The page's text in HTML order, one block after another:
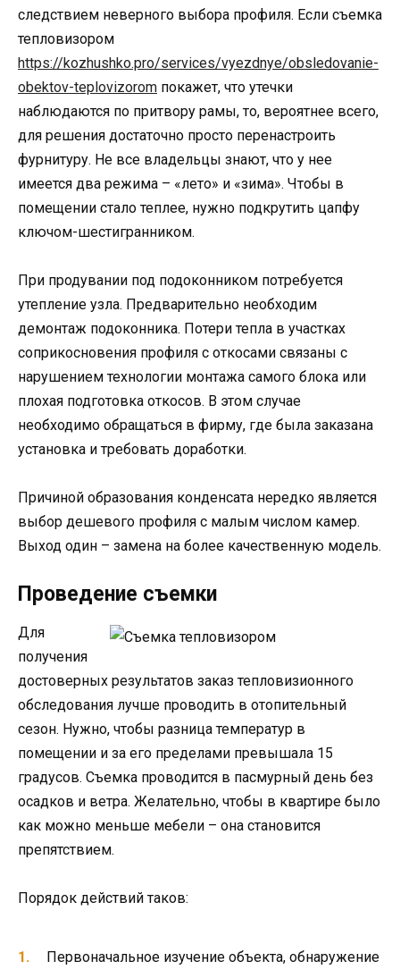
следствием неверного выбора профиля. Если съемка
тепловизором
https://kozhushko.pro/services/vyezdnye/obsledovanie-
obektov-teplovizorom покажет, что утечки
наблюдаются по притвору рамы, то, вероятнее всего,
для решения достаточно просто перенастроить
фурнитуру. Не все владельцы знают, что у нее
имеется два режима – «лето» и «зима». Чтобы в
помещении стало теплее, нужно подкрутить цапфу
ключом-шестигранником.
При продувании под подоконником потребуется
утепление узла. Предварительно необходим
демонтаж подоконника. Потери тепла в участках
соприкосновения профиля с откосами связаны с
нарушением технологии монтажа самого блока или
плохая подготовка откосов. В этом случае
необходимо обращаться в фирму, где была заказана
установка и требовать доработки.
Причиной образования конденсата нередко является
выбор дешевого профиля с малым числом камер.
Выход один – замена на более качественную модель.
Проведение съемки
Для
получения
достоверных результатов заказ тепловизионного
обследования лучше проводить в отопительный
сезон. Нужно, чтобы разница температур в
помещении и за его пределами превышала 15
градусов. Съемка проводится в пасмурный день без
осадков и ветра. Желательно, чтобы в квартире было
как можно меньше мебели – она становится
препятствием.
Порядок действий таков:
Первоначальное изучение объекта, обнаружение